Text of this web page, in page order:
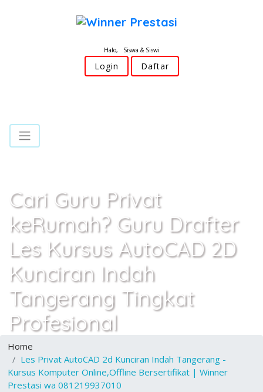
Halo, Siswa & Siswi
Login Daftar
Cari Guru Privat
keRumah? Guru Drafter
Les Kursus AutoCAD 2D
Kunciran Indah
Tangerang Tingkat
Profesional
Home
Les Privat AutoCAD 2d Kunciran Indah Tangerang -
Kursus Komputer Online,Offline Bersertifikat | Winner
Prestasi wa 081219937010